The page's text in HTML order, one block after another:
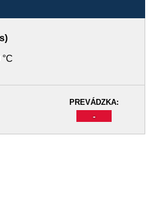
PREVÁDZKA:
-